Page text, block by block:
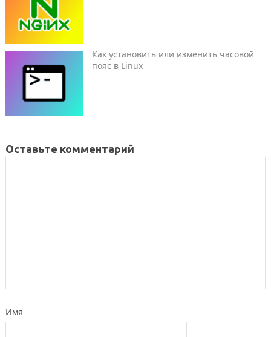
Как установить или изменить часовой
пояс в Linux
Оставьте комментарий
Имя